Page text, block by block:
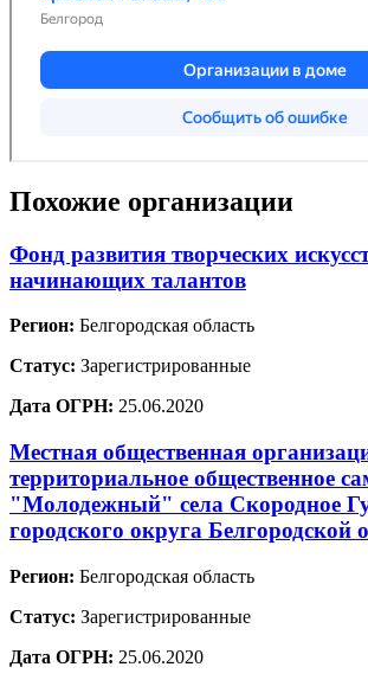
Похожие организации
Фонд развития творческих
начинающих талантов
Регион: Белгородская область
Статус: Зарегистрированные
Дата ОГРН: 25.06.2020
Местная общественная
территориальное общественное
"Молодежный" села Скородное
городского округа Белгородской
Регион: Белгородская область
Статус: Зарегистрированные
Дата ОГРН: 25.06.2020